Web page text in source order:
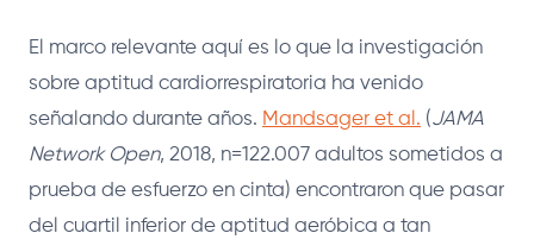
El marco relevante aquí es lo que la investigación
sobre aptitud cardiorrespiratoria ha venido
señalando durante años. Mandsager et al. (JAMA
Network Open, 2018, n=122.007 adultos sometidos a
prueba de esfuerzo en cinta) encontraron que pasar
del cuartil inferior de aptitud aeróbica a tan